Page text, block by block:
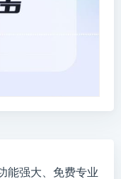
能强大、免费专业